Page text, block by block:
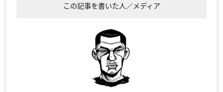
この記事を書いた人／メディア